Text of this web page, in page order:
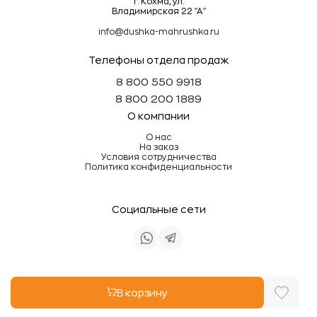
В корзину
Владимирская 22 "А"
info@dushka-mahrushka.ru
Телефоны отдела продаж
8 800 550 9918
8 800 200 1889
О компании
О нас
На заказ
Условия сотрудничества
Политика конфиденциальности
Социальные сети
Информация на сайте не является публичной
офертой